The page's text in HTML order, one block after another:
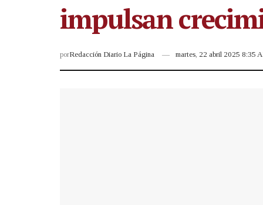
impulsan
porRedacción Diario La Página martes, 22 abril 2025 8:35